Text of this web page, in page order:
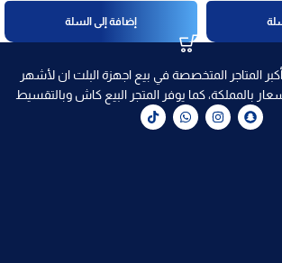
إضافة إلى السلة
المتاجر المتخصصة في بيع اجهزة البلت ان لأشهر
بالمملكة، كما يوفر المتجر البيع كاش وبالتقسيط